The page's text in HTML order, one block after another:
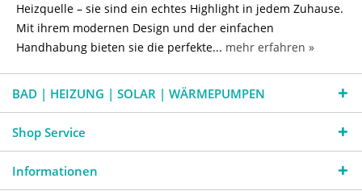
Heizquelle – sie sind ein echtes Highlight in jedem Zuhause.
Mit ihrem modernen Design und der einfachen
Handhabung bieten sie die perfekte... mehr erfahren »
BAD | HEIZUNG | SOLAR | WÄRMEPUMPEN
Shop Service
Informationen